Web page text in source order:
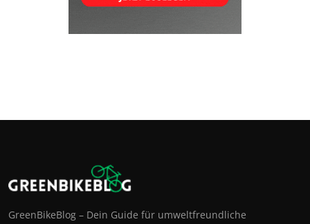
GreenBikeBlog – Dein Guide für umweltfreundliche